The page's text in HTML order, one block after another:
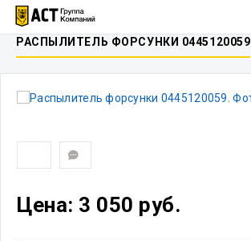
РАСПЫЛИТЕЛЬ ФОРСУНКИ 0445120059
Цена: 3 050 руб.